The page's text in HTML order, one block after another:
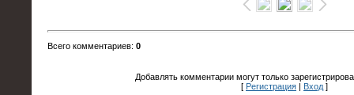
Всего комментариев: 0
Добавлять комментарии могут только
[ Регистрация Вход]